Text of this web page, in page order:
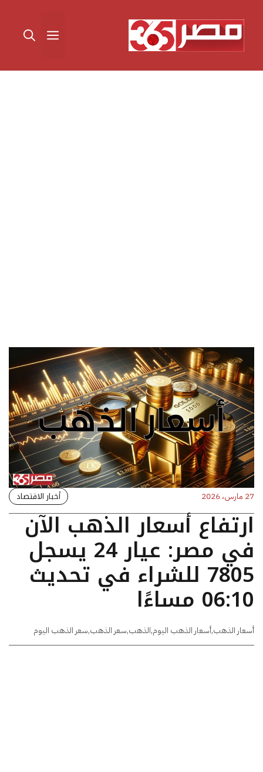
المحتوى القائمة
27 مارس، 2026 أخبار الاقتصاد
ارتفاع أسعار الذهب الآن
في مصر: عيار 24 يسجل
7805 للشراء في تحديث
06:10 مساءًا
أسعار الذهب,أسعار الذهب اليوم,الذهب,سعر الذهب,سعر الذهب اليوم